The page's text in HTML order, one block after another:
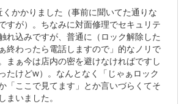
かかりました（事前に聞いてた通りな
すが）。ちなみに対面修理でセキュリテ
れ込みですが、普通に（ロック解除した
終わったら電話しますので」的なノリで
まぁ今は店内の密を避けなければですし
たけどw）。なんとなく「じゃぁロック
「ここで見てます」とか言いづらくてそ
まいました。